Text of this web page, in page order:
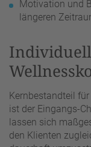
Motivation und
längeren
Kernbestandteil
ist der Eingangs-
lassen sich
den Klienten